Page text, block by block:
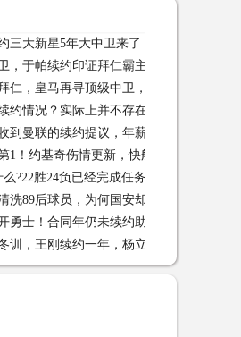
三大新星5年大中卫来了！两小妖加盟西
，于帕续约印证拜仁霸主地位
仁，皇马再寻顶级中卫，或签英超“红牌王
约情况？实际上并不存在明确的最后期限
到曼联的续约提议，年薪有望达到五万镑
1！约基奇伤情更新，快船大手笔续约
?22胜24负已经完成任务啊
洗89后球员，为何国安却跟这两位老将续
勇士！合同年仍未续约助教已经开始找工
训，王刚续约一年，杨立瑜也有一年合约